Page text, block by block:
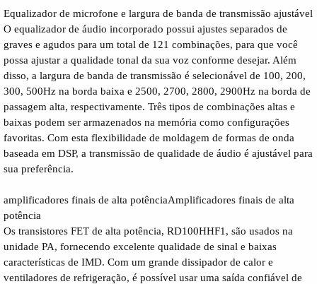
Equalizador de microfone e largura de banda de transmissão ajustável
O equalizador de áudio incorporado possui ajustes separados de
graves e agudos para um total de 121 combinações, para que você
possa ajustar a qualidade tonal da sua voz conforme desejar. Além
disso, a largura de banda de transmissão é selecionável de 100, 200,
300, 500Hz na borda baixa e 2500, 2700, 2800, 2900Hz na borda de
passagem alta, respectivamente. Três tipos de combinações altas e
baixas podem ser armazenados na memória como configurações
favoritas. Com esta flexibilidade de moldagem de formas de onda
baseada em DSP, a transmissão de qualidade de áudio é ajustável para
sua preferência.
amplificadores finais de alta potênciaAmplificadores finais de alta
potência
Os transistores FET de alta potência, RD100HHF1, são usados ​​na
unidade PA, fornecendo excelente qualidade de sinal e baixas
características de IMD. Com um grande dissipador de calor e
ventiladores de refrigeração, é possível usar uma saída confiável de